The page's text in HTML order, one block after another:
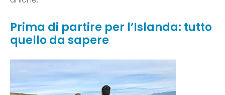
Prima di partire per l’Islanda: tutto
quello da sapere